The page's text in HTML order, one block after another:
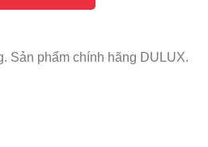
Sản phẩm chính hãng DULUX.